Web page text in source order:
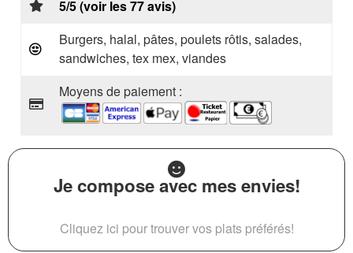
5/5 (voir les 77 avis)
Burgers, halal, pâtes, poulets rôtis, salades,
sandwiches, tex mex, viandes
Moyens de paiement :
Je compose avec mes envies!
Cliquez ici pour trouver vos plats préférés!